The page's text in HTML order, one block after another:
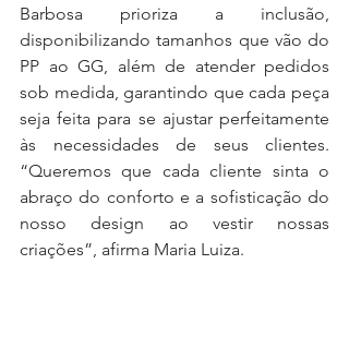
Barbosa prioriza a inclusão,
disponibilizando tamanhos que vão do
PP ao GG, além de atender pedidos
sob medida, garantindo que cada peça
seja feita para se ajustar perfeitamente
às necessidades de seus clientes.
“Queremos que cada cliente sinta o
abraço do conforto e a sofisticação do
nosso design ao vestir nossas
criações”, afirma Maria Luiza.